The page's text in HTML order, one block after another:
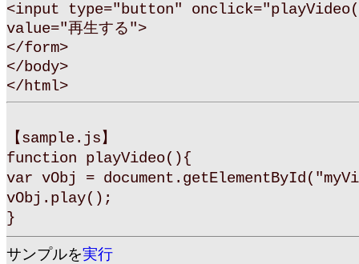
<input type="button"
value="再生する">
</form>
</body>
</html>
【sample.js】
function playVideo(){
var vObj =
vObj.play();
}
サンプルを実行